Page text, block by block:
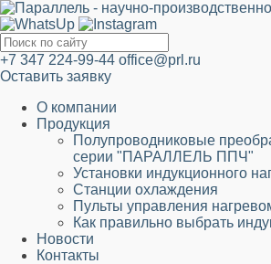
+7 347 224-99-44 office@prl.ru
Оставить заявку
О компании
Продукция
Полупроводниковые
серии "ПАРАЛЛЕЛЬ ППЧ"
Установки индукционного
Станции охлаждения
Пульты управления
Как правильно выбрать
Новости
Контакты